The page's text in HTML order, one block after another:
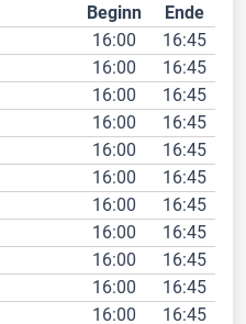
Beginn
Ende
16:00
16:45
16:00
16:45
16:00
16:45
16:00
16:45
16:00
16:45
16:00
16:45
16:00
16:45
16:00
16:45
16:00
16:45
16:00
16:45
16:00
16:45